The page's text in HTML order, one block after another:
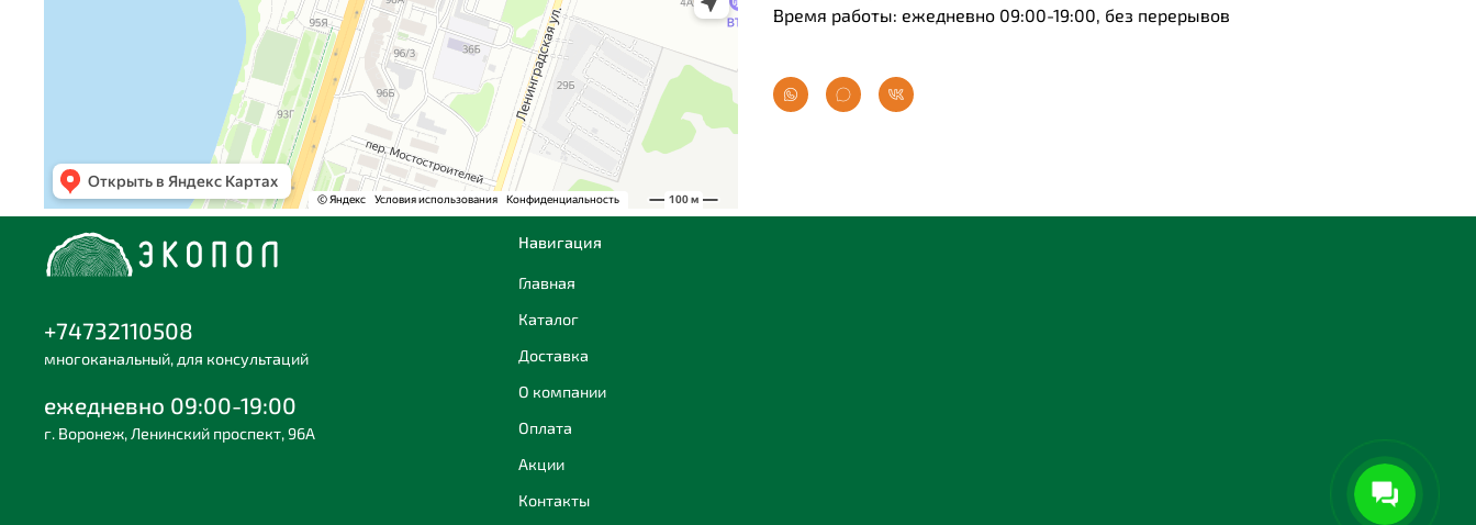
Время работы: ежедневно 09:00-19:00, без перерывов
Навигация
Главная
Каталог
Доставка
О компании
Оплата
Акции
Контакты
+74732110508
многоканальный, для консультаций
ежедневно 09:00-19:00
г. Воронеж, Ленинский проспект, 96А